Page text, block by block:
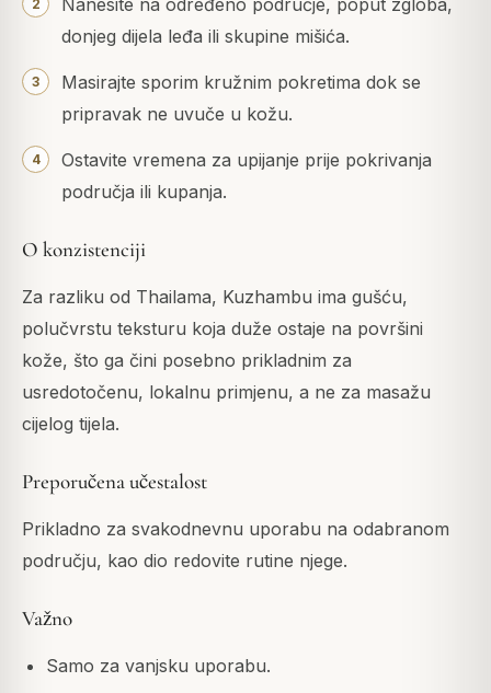
Nanesite na određeno područje, poput zgloba,
donjeg dijela leđa ili skupine mišića.
Masirajte sporim kružnim pokretima dok se
pripravak ne uvuče u kožu.
Ostavite vremena za upijanje prije pokrivanja
područja ili kupanja.
O konzistenciji
Za razliku od Thailama, Kuzhambu ima gušću,
polučvrstu teksturu koja duže ostaje na površini
kože, što ga čini posebno prikladnim za
usredotočenu, lokalnu primjenu, a ne za masažu
cijelog tijela.
Preporučena učestalost
Prikladno za svakodnevnu uporabu na odabranom
području, kao dio redovite rutine njege.
Važno
Samo za vanjsku uporabu.